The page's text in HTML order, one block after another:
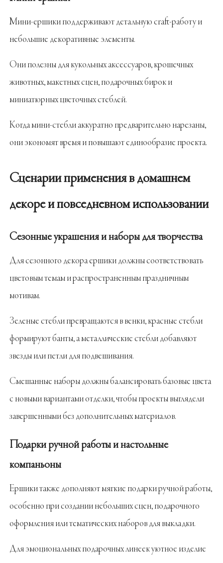
Мини-ершики поддерживают детальную craft-работу и
небольшие декоративные элементы.
Они полезны для кукольных аксессуаров, крошечных
животных, макетных сцен, подарочных бирок и
миниатюрных цветочных стеблей.
Когда мини-стебли аккуратно предварительно нарезаны,
они экономят время и повышают единообразие проекта.
Сценарии применения в домашнем
декоре и повседневном использовании
Сезонные украшения и наборы для творчества
Для сезонного декора ершики должны соответствовать
цветовым темам и распространенным праздничным
мотивам.
Зеленые стебли превращаются в венки, красные стебли
формируют банты, а металлические стебли добавляют
звезды или петли для подвешивания.
Смешанные наборы должны балансировать базовые цвета
с новыми вариантами отделки, чтобы проекты выглядели
завершенными без дополнительных материалов.
Подарки ручной работы и настольные
компаньоны
Ершики также дополняют мягкие подарки ручной работы,
особенно при создании небольших сцен, подарочного
оформления или тематических наборов для выкладки.
Для эмоциональных подарочных линеек уютное изделие